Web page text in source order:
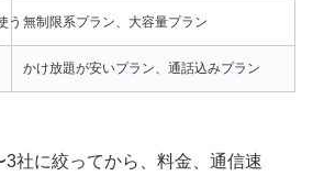
う 無制限系プラン、大容量プラン
かけ放題が安いプラン、通話込みプラン
3社に絞ってから、料金、通信速